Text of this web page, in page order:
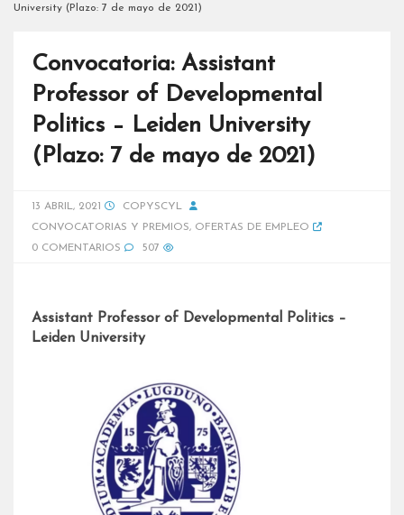
University (Plazo: 7 de mayo de 2021)
Convocatoria: Assistant
Professor of Developmental
Politics – Leiden University
(Plazo: 7 de mayo de 2021)
13 ABRIL, 2021
COPYSCYL
CONVOCATORIAS Y PREMIOS, OFERTAS DE EMPLEO
0 COMENTARIOS
507
Assistant Professor of Developmental Politics –
Leiden University